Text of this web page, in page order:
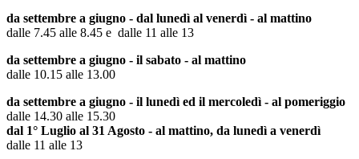
da settembre a giugno - dal lunedì al venerdì - al mattino
dalle 7.45 alle 8.45 e dalle 11 alle 13
da settembre a giugno - il sabato - al mattino
dalle 10.15 alle 13.00
da settembre a giugno - il lunedì ed il mercoledì - al pomeriggio
dalle 14.30 alle 15.30
dal 1° Luglio al 31 Agosto - al mattino, da lunedì a venerdì
dalle 11 alle 13